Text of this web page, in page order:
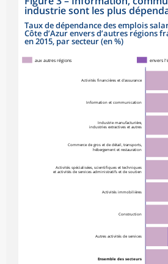
industrie sont les plus
Taux de dépendance des emplois
Côte d’Azur envers d’autres régions
en 2015, par secteur (en %)
Activités financières et d'assurance
Information et communication
Industrie manufacturière,
industries extractives et autres
Commerce de gros et de détail, transports,
hébergement et restauration
Activités spécialisées, scientifiques et techniques
et activités de services administratifs et de soutien
Activités immobilières
Construction
Autres activités de services
Ensemble des secteurs
aux autres régions envers